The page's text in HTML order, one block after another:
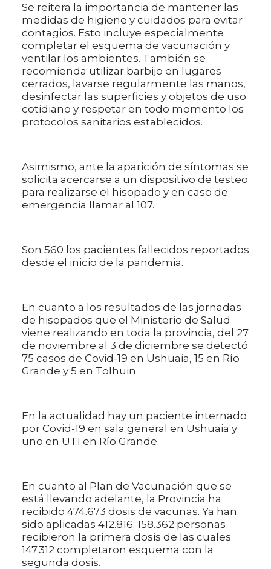
Se reitera la importancia de mantener las
medidas de higiene y cuidados para evitar
contagios. Esto incluye especialmente
completar el esquema de vacunación y
ventilar los ambientes. También se
recomienda utilizar barbijo en lugares
cerrados, lavarse regularmente las manos,
desinfectar las superficies y objetos de uso
cotidiano y respetar en todo momento los
protocolos sanitarios establecidos.
Asimismo, ante la aparición de síntomas se
solicita acercarse a un dispositivo de testeo
para realizarse el hisopado y en caso de
emergencia llamar al 107.
Son 560 los pacientes fallecidos reportados
desde el inicio de la pandemia.
En cuanto a los resultados de las jornadas
de hisopados que el Ministerio de Salud
viene realizando en toda la provincia, del 27
de noviembre al 3 de diciembre se detectó
75 casos de Covid-19 en Ushuaia, 15 en Río
Grande y 5 en Tolhuin.
En la actualidad hay un paciente internado
por Covid-19 en sala general en Ushuaia y
uno en UTI en Río Grande.
En cuanto al Plan de Vacunación que se
está llevando adelante, la Provincia ha
recibido 474.673 dosis de vacunas. Ya han
sido aplicadas 412.816; 158.362 personas
recibieron la primera dosis de las cuales
147.312 completaron esquema con la
segunda dosis.